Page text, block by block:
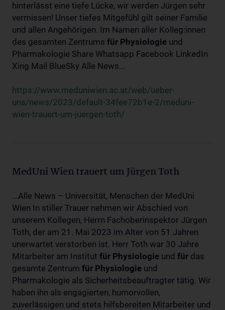
hinterlässt eine tiefe Lücke, wir werden Jürgen sehr
vermissen! Unser tiefes Mitgefühl gilt seiner Familie
und allen Angehörigen. Im Namen aller Kolleg:innen
des gesamten Zentrums für Physiologie und
Pharmakologie Share Whatsapp Facebook LinkedIn
Xing Mail BlueSky Alle News...
https://www.meduniwien.ac.at/web/ueber-
uns/news/2023/default-34fee72b1e-2/meduni-
wien-trauert-um-juergen-toth/
MedUni Wien trauert um Jürgen Toth
...Alle News – Universität, Menschen der MedUni
Wien In stiller Trauer nehmen wir Abschied von
unserem Kollegen, Herrn Fachoberinspektor Jürgen
Toth, der am 21. Mai 2023 im Alter von 51 Jahren
unerwartet verstorben ist. Herr Toth war 30 Jahre
Mitarbeiter am Institut für Physiologie und für das
gesamte Zentrum für Physiologie und
Pharmakologie als Sicherheitsbeauftragter tätig. Wir
haben ihn als engagierten, humorvollen,
zuverlässigen und stets hilfsbereiten Mitarbeiter und